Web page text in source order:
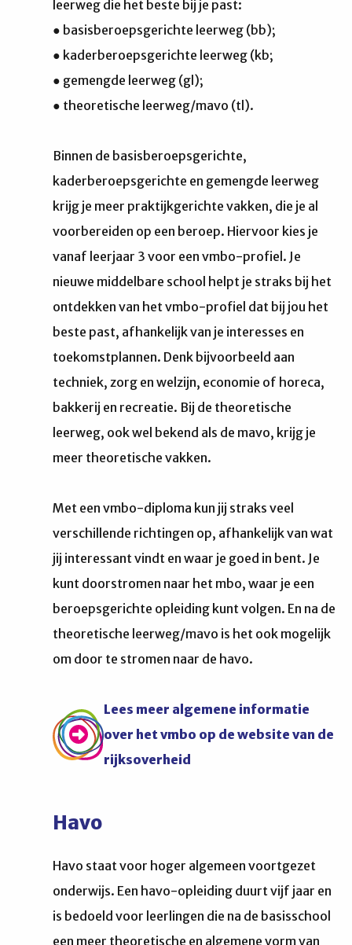
leerweg die het beste bij je past:
● basisberoepsgerichte leerweg (bb);
● kaderberoepsgerichte leerweg (kb;
● gemengde leerweg (gl);
● theoretische leerweg/mavo (tl).
Binnen de basisberoepsgerichte,
kaderberoepsgerichte en gemengde leerweg
krijg je meer praktijkgerichte vakken, die je al
voorbereiden op een beroep. Hiervoor kies je
vanaf leerjaar 3 voor een vmbo-profiel. Je
nieuwe middelbare school helpt je straks bij het
ontdekken van het vmbo-profiel dat bij jou het
beste past, afhankelijk van je interesses en
toekomstplannen. Denk bijvoorbeeld aan
techniek, zorg en welzijn, economie of horeca,
bakkerij en recreatie. Bij de theoretische
leerweg, ook wel bekend als de mavo, krijg je
meer theoretische vakken.
Met een vmbo-diploma kun jij straks veel
verschillende richtingen op, afhankelijk van wat
jij interessant vindt en waar je goed in bent. Je
kunt doorstromen naar het mbo, waar je een
beroepsgerichte opleiding kunt volgen. En na de
theoretische leerweg/mavo is het ook mogelijk
om door te stromen naar de havo.
Lees meer algemene informatie
over het vmbo op de website van de
rijksoverheid
Havo
Havo staat voor hoger algemeen voortgezet
onderwijs. Een havo-opleiding duurt vijf jaar en
is bedoeld voor leerlingen die na de basisschool
een meer theoretische en algemene vorm van